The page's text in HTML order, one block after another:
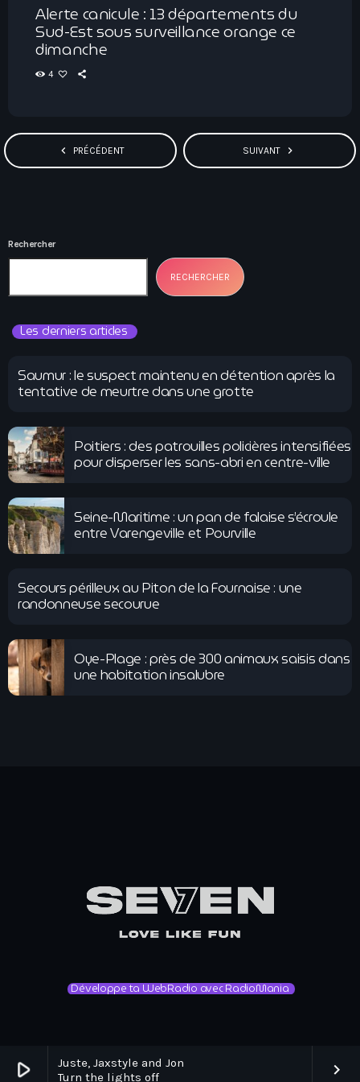
play_arrow
Juste, Jaxstyle and Jon
Turn the lights off
keyboard_arrow_right
Alerte canicule : 13 départements du
Sud-Est sous surveillance orange ce
dimanche
4
navigate_before PRÉCÉDENT SUIVANT navigate_next
Rechercher
RECHERCHER
Les derniers articles
Saumur : le suspect maintenu en détention après la
tentative de meurtre dans une grotte
Poitiers : des patrouilles policières intensifiées
pour disperser les sans-abri en centre-ville
Seine-Maritime : un pan de falaise s’écroule
entre Varengeville et Pourville
Secours périlleux au Piton de la Fournaise : une
randonneuse secourue
Oye-Plage : près de 300 animaux saisis dans
une habitation insalubre
Développe ta WebRadio avec RadioMania